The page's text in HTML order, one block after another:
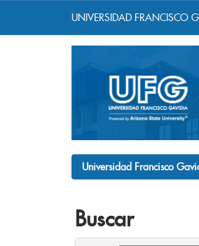
UNIVERSIDAD FRANCISCO
Universidad Francisco
Buscar